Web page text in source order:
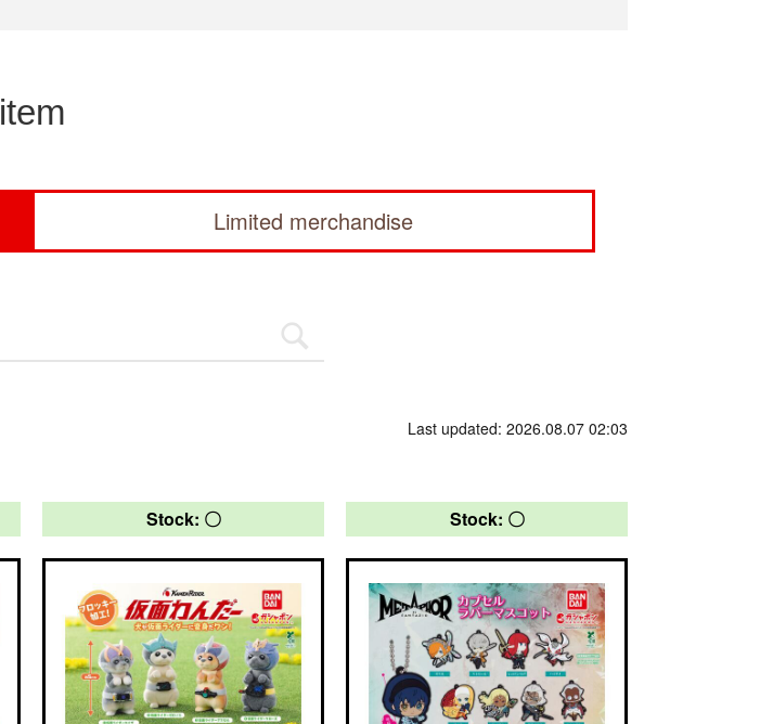
item
Limited merchandise
Last updated: 2026.08.07 02:03
Stock: 〇 Stock: 〇